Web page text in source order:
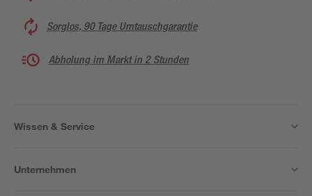
Sorglos, 90 Tage Umtauschgarantie
Abholung im Markt in 2 Stunden
Wissen & Service
Unternehmen